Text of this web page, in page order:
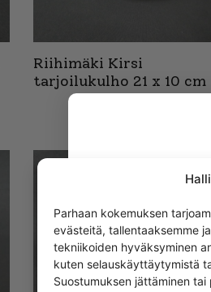
Parhaan kokemuksen
evästeitä, tallentaaksemme
tekniikoiden hyväksyminen
kuten selauskäyttäytymistä
Suostumuksen jättäminen
Riihimäki Kirsi
tarjoilukulho 21 x 10 cm
Yes! I